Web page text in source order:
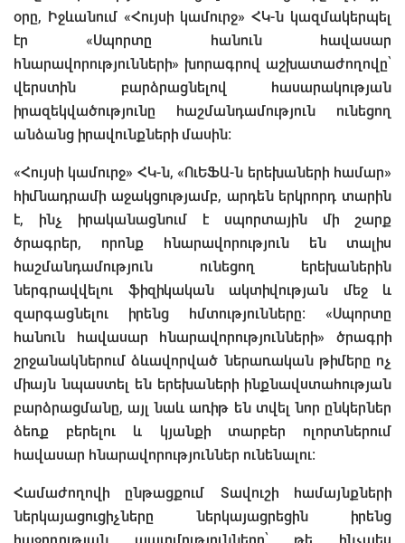
օրը, Իջևանում «Հույսի կամուրջ» ՀԿ-ն կազմակերպել
էր «Սպորտը հանուն հավասար
հնարավորությունների» խորագրով աշխատաժողովը՝
վերստին բարձրացնելով հասարակության
իրազեկվածությունը հաշմանդամություն ունեցող
անձանց իրավունքների մասին։
«Հույսի կամուրջ» ՀԿ-ն, «ՈւԵՖԱ-ն երեխաների համար»
հիմնադրամի աջակցությամբ, արդեն երկրորդ տարին
է, ինչ իրականացնում է սպորտային մի շարք
ծրագրեր, որոնք հնարավորություն են տալիս
հաշմանդամություն ունեցող երեխաներին
ներգրավվելու ֆիզիկական ակտիվության մեջ և
զարգացնելու իրենց հմտությունները։ «Սպորտը
հանուն հավասար հնարավորությունների» ծրագրի
շրջանակներում ձևավորված ներառական թիմերը ոչ
միայն նպաստել են երեխաների ինքնավստահության
բարձրացմանը, այլ նաև առիթ են տվել նոր ընկերներ
ձեռք բերելու և կյանքի տարբեր ոլորտներում
հավասար հնարավորություններ ունենալու։
Համաժողովի ընթացքում Տավուշի համայնքների
ներկայացուցիչները ներկայացրեցին իրենց
հաջողության պատմությունները՝ թե ինչպես